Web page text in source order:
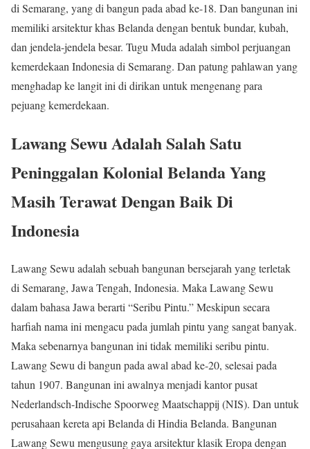
di Semarang, yang di bangun pada abad ke-18. Dan bangunan ini
memiliki arsitektur khas Belanda dengan bentuk bundar, kubah,
dan jendela-jendela besar. Tugu Muda adalah simbol perjuangan
kemerdekaan Indonesia di Semarang. Dan patung pahlawan yang
menghadap ke langit ini di dirikan untuk mengenang para
pejuang kemerdekaan.
Lawang Sewu Adalah Salah Satu
Peninggalan Kolonial Belanda Yang
Masih Terawat Dengan Baik Di
Indonesia
Lawang Sewu adalah sebuah bangunan bersejarah yang terletak
di Semarang, Jawa Tengah, Indonesia. Maka Lawang Sewu
dalam bahasa Jawa berarti “Seribu Pintu.” Meskipun secara
harfiah nama ini mengacu pada jumlah pintu yang sangat banyak.
Maka sebenarnya bangunan ini tidak memiliki seribu pintu.
Lawang Sewu di bangun pada awal abad ke-20, selesai pada
tahun 1907. Bangunan ini awalnya menjadi kantor pusat
Nederlandsch-Indische Spoorweg Maatschappij (NIS). Dan untuk
perusahaan kereta api Belanda di Hindia Belanda. Bangunan
Lawang Sewu mengusung gaya arsitektur klasik Eropa dengan